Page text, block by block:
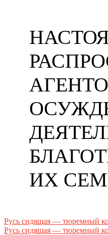
ИХ
Русь сидящая — тюремный
Русь сидящая — тюремный